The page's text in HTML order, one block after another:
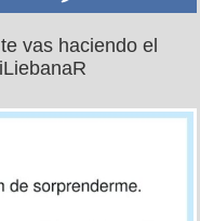
vas haciendo el